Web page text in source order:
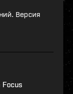
Версия
Focus